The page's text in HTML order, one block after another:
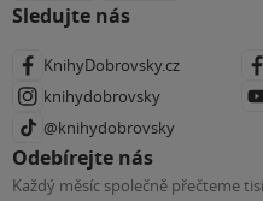
Sledujte nás
KnihyDobrovsky.cz
knihydobrovsky
@knihydobrovsky
Odebírejte nás
Každý měsíc společně přečteme